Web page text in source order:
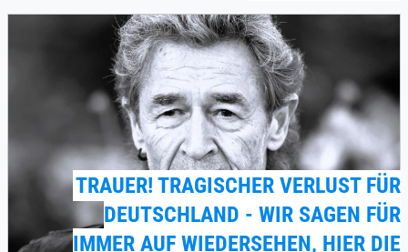
TRAUER! TRAGISCHER VERLUST FÜR
DEUTSCHLAND - WIR SAGEN FÜR
IMMER AUF WIEDERSEHEN, HIER DIE